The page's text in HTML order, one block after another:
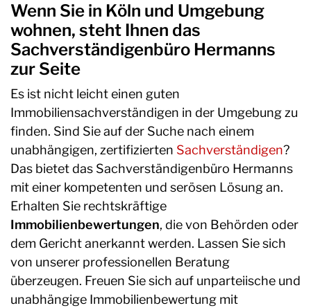
Wenn Sie in Köln und Umgebung
wohnen, steht Ihnen das
Sachverständigenbüro Hermanns
zur Seite
Es ist nicht leicht einen guten
Immobiliensachverständigen in der Umgebung zu
finden. Sind Sie auf der Suche nach einem
unabhängigen, zertifizierten Sachverständigen?
Das bietet das Sachverständigenbüro Hermanns
mit einer kompetenten und serösen Lösung an.
Erhalten Sie rechtskräftige
Immobilienbewertungen, die von Behörden oder
dem Gericht anerkannt werden. Lassen Sie sich
von unserer professionellen Beratung
überzeugen. Freuen Sie sich auf unparteiische und
unabhängige Immobilienbewertung mit